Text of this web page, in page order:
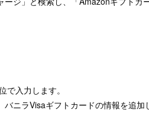
で入力します。
ニラVisaギフトカードの情報を追加